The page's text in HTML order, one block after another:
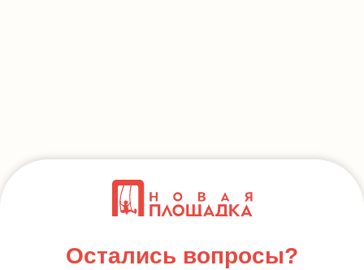
Остались вопросы?